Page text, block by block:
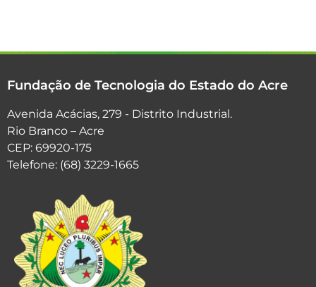
Fundação de Tecnologia do Estado do Acre
Avenida Acácias, 279 - Distrito Industrial.
Rio Branco – Acre
CEP: 69920-175
Telefone: (68) 3229-1665